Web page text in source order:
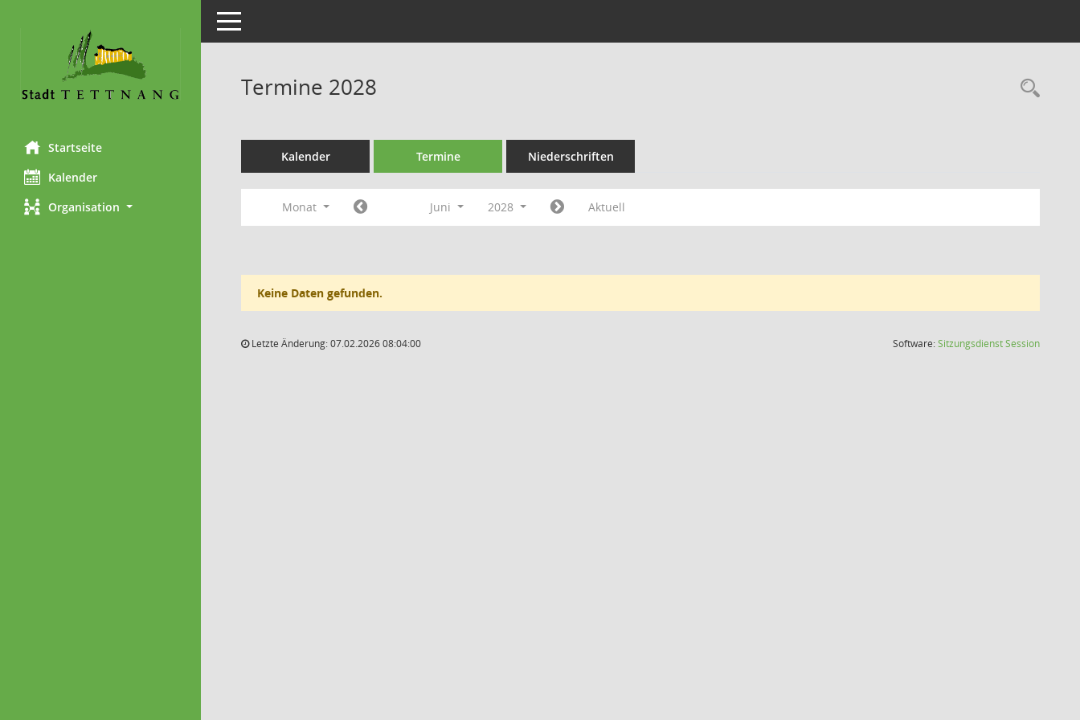
Startseite
Kalender
Organisation
Toggle navigation
Termine 2028
Kalender Termine Niederschriften
Monat Juni 2028 Aktuell
Keine Daten gefunden.
Letzte Änderung: 07.02.2026 08:04:00 Software:SitzungsdienstSession(Wird in